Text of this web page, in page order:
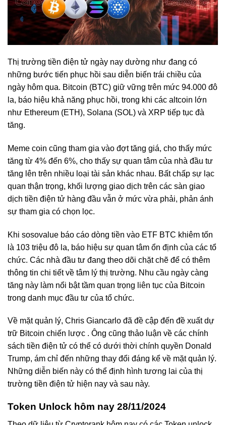
Thị trường tiền điện tử ngày nay dường như đang có
những bước tiến phục hồi sau diễn biến trái chiều của
ngày hôm qua. Bitcoin (BTC) giữ vững trên mức 94.000 đô
la, báo hiệu khả năng phục hồi, trong khi các altcoin lớn
như Ethereum (ETH), Solana (SOL) và XRP tiếp tục đà
tăng.
Meme coin cũng tham gia vào đợt tăng giá, cho thấy mức
tăng từ 4% đến 6%, cho thấy sự quan tâm của nhà đầu tư
tăng lên trên nhiều loại tài sản khác nhau. Bất chấp sự lạc
quan thận trọng, khối lượng giao dịch trên các sàn giao
dịch tiền điện tử hàng đầu vẫn ở mức vừa phải, phản ánh
sự tham gia có chọn lọc.
Khi sosovalue báo cáo dòng tiền vào ETF BTC khiêm tốn
là 103 triệu đô la, báo hiệu sự quan tâm ổn định của các tổ
chức. Các nhà đầu tư đang theo dõi chặt chẽ để có thêm
thông tin chi tiết về tâm lý thị trường. Nhu cầu ngày càng
tăng này làm nổi bật tầm quan trọng liên tục của Bitcoin
trong danh mục đầu tư của tổ chức.
Về mặt quản lý, Chris Giancarlo đã đề cập đến đề xuất dự
trữ Bitcoin chiến lược . Ông cũng thảo luận về các chính
sách tiền điện tử có thể có dưới thời chính quyền Donald
Trump, ám chỉ đến những thay đổi đáng kể về mặt quản lý.
Những diễn biến này có thể định hình tương lai của thị
trường tiền điện tử hiện nay và sau này.
Token Unlock hôm nay 28/11/2024